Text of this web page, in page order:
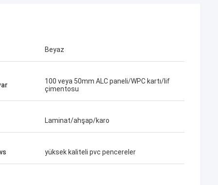
Bob
Beyaz
100 veya 50mm ALC paneli/WPC kartı/lif
çimentosu
Laminat/ahşap/karo
yüksek kaliteli pvc pencereler